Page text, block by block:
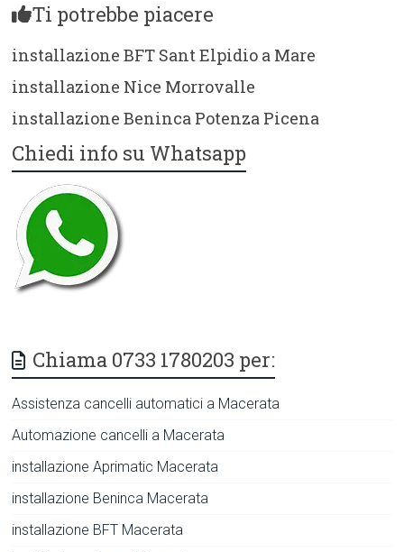
Ti potrebbe piacere
installazione BFT Sant Elpidio a Mare
installazione Nice Morrovalle
installazione Beninca Potenza Picena
Chiedi info su Whatsapp
Chiama 0733 1780203 per:
Assistenza cancelli automatici a Macerata
Automazione cancelli a Macerata
installazione Aprimatic Macerata
installazione Beninca Macerata
installazione BFT Macerata